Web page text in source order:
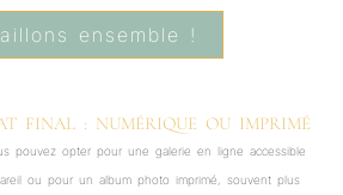
ensemble !
FINAL : NUMÉRIQUE OU IMPRIMÉ
pouvez opter pour une galerie en ligne accessible
ou pour un album photo imprimé, souvent plus